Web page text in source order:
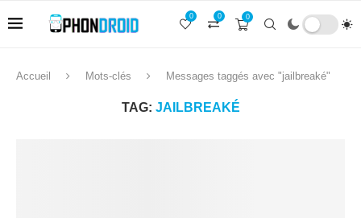
0
0
0
Accueil Mots-clés Messages taggés avec "jailbreaké"
TAG: JAILBREAKÉ